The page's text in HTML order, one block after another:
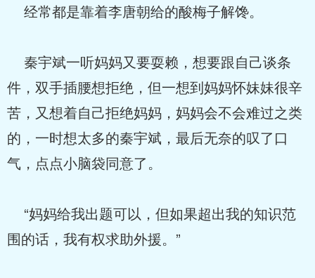
经常都是靠着李唐朝给的酸梅子解馋。
秦宇斌一听妈妈又要耍赖，想要跟自己谈条
件，双手插腰想拒绝，但一想到妈妈怀妹妹很辛
苦，又想着自己拒绝妈妈，妈妈会不会难过之类
的，一时想太多的秦宇斌，最后无奈的叹了口
气，点点小脑袋同意了。
“妈妈给我出题可以，但如果超出我的知识范
围的话，我有权求助外援。”